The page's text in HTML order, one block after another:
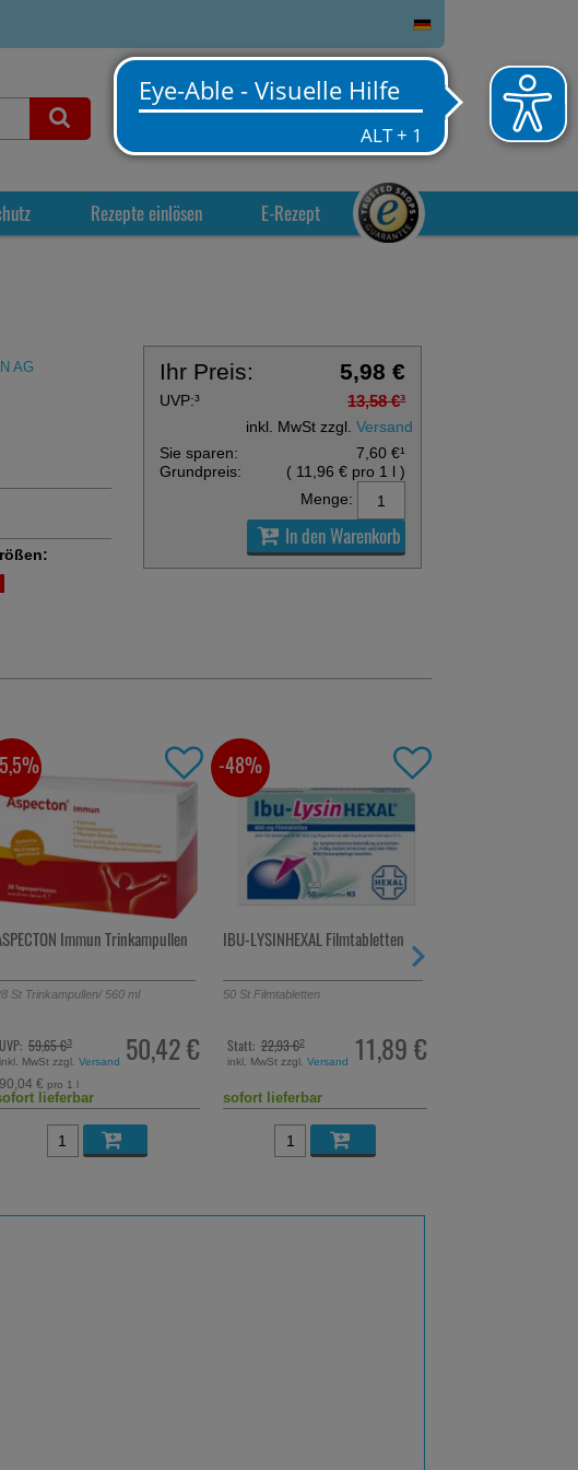
0
Warenkorb
Rezepte einlösen E-Rezept
AG
Ihr Preis: 5,98 €
UVP:³ 13,58 €³
inkl. MwSt zzgl.Versand
Sie sparen:
7,60 €¹
Grundpreis:
( 11,96 € pro 1 l)
Menge:
In den Warenkorb
LYSINHEXAL Filmtabletten
St Filmtabletten
11,89 €
Statt: 22,93 €²
inkl. MwSt zzgl.Versand
lieferbar
RATIOGRIPPAL 200 mg/30 mg
20St Filmtabletten
5,49 €
UVP: 11,97 €³
inkl. MwSt zzgl. Versand
-54%
sofort lieferbar